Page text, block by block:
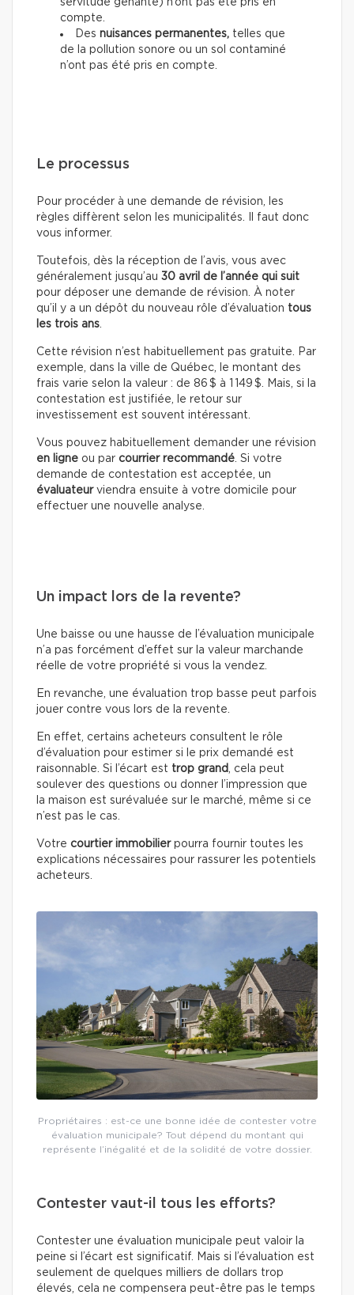
servitude gênante) n’ont pas été pris en
compte.
Des nuisances permanentes, telles que
de la pollution sonore ou un sol contaminé
n’ont pas été pris en compte.
Le processus
Pour procéder à une demande de révision, les
règles diffèrent selon les municipalités. Il faut donc
vous informer.
Toutefois, dès la réception de l’avis, vous avec
généralement jusqu’au 30 avril de l’année qui suit
pour déposer une demande de révision. À noter
qu’il y a un dépôt du nouveau rôle d’évaluation tous
les trois ans.
Cette révision n’est habituellement pas gratuite. Par
exemple, dans la ville de Québec, le montant des
frais varie selon la valeur : de 86 $ à 1 149 $. Mais, si la
contestation est justifiée, le retour sur
investissement est souvent intéressant.
Vous pouvez habituellement demander une révision
en ligne ou par courrier recommandé. Si votre
demande de contestation est acceptée, un
évaluateurviendra ensuite à votre domicile pour
effectuer une nouvelle analyse.
Un impact lors de la revente?
Une baisse ou une hausse de l’évaluation municipale
n’a pas forcément d’effet sur la valeur marchande
réelle de votre propriété si vous la vendez.
En revanche, une évaluation trop basse peut parfois
jouer contre vous lors de la revente.
En effet, certains acheteurs consultent le rôle
d’évaluation pour estimer si le prix demandé est
raisonnable. Si l’écart est trop grand, cela peut
soulever des questions ou donner l’impression que
la maison est surévaluée sur le marché, même si ce
n’est pas le cas.
Votre courtier immobilierpourra fournir toutes les
explications nécessaires pour rassurer les potentiels
acheteurs.
Propriétaires : est-ce une bonne idée de contester votre
évaluation municipale? Tout dépend du montant qui
représente l’inégalité et de la solidité de votre dossier.
Contester vaut-il tous les efforts?
Contester une évaluation municipale peut valoir la
peine si l’écart est significatif. Mais si l’évaluation est
seulement de quelques milliers de dollars trop
élevés, cela ne compensera peut-être pas le temps